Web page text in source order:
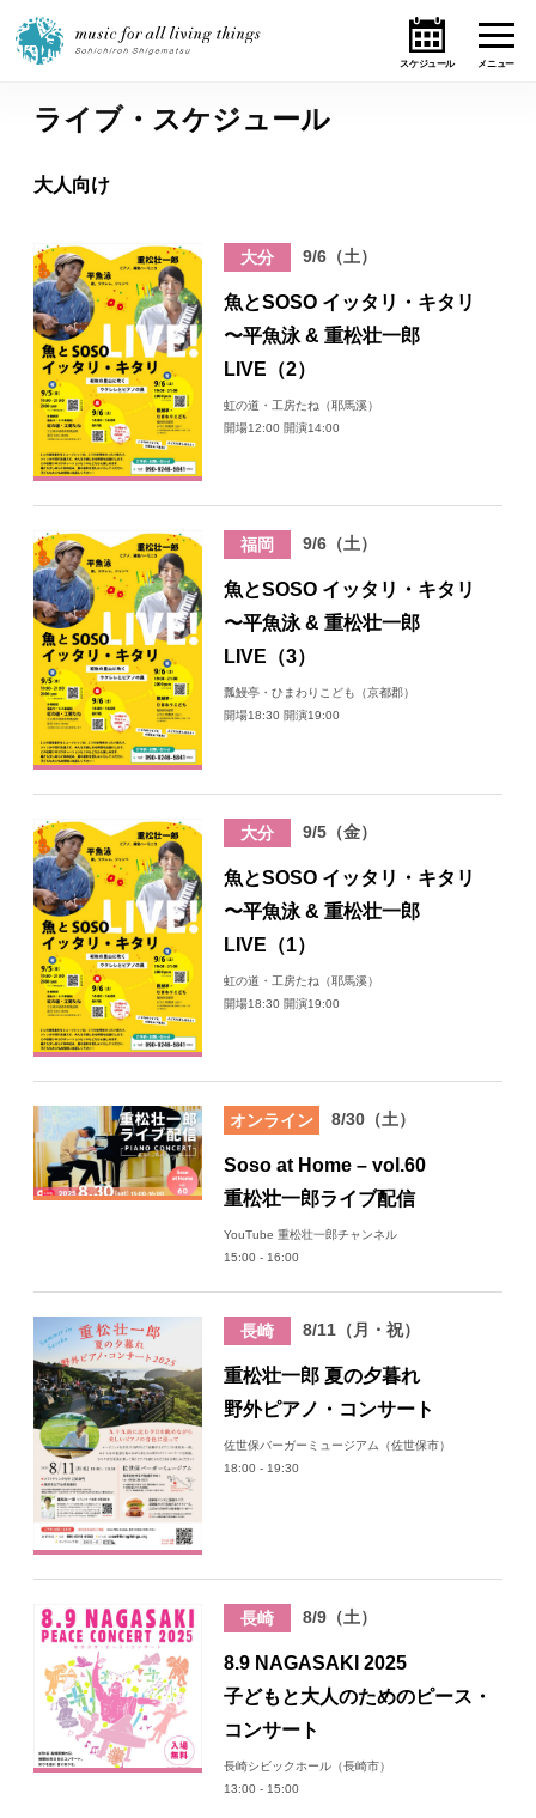
ホーム
ニュース
テーマ
ライブ・スケジュール
作品
オンライン・ショップ
ギャラリー
日々のレポート
Specials
プロフィール
お問い合わせ
ライブ・スケジュール
大人向け
大分 9/6（土）
魚とSOSO イッタリ・キタリ
〜平魚泳 & 重松壮一郎
LIVE（2）
虹の道・工房たね（耶馬溪）
開場12:00 開演14:00
福岡 9/6（土）
魚とSOSO イッタリ・キタリ
〜平魚泳 & 重松壮一郎
LIVE（3）
瓢鰻亭・ひまわりこども（京都郡）
開場18:30 開演19:00
大分 9/5（金）
魚とSOSO イッタリ・キタリ
〜平魚泳 & 重松壮一郎
LIVE（1）
虹の道・工房たね（耶馬溪）
開場18:30 開演19:00
オンライン 8/30（土）
Soso at Home – vol.60
重松壮一郎ライブ配信
YouTube 重松壮一郎チャンネル
15:00 - 16:00
長崎 8/11（月・祝）
重松壮一郎 夏の夕暮れ
野外ピアノ・コンサート
佐世保バーガーミュージアム（佐世保市）
18:00 - 19:30
長崎 8/9（土）
8.9 NAGASAKI 2025
子どもと大人のためのピース・
コンサート
長崎シビックホール（長崎市）
13:00 - 15:00